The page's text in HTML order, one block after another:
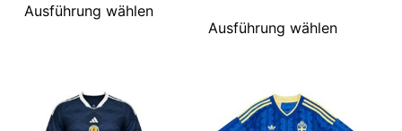
Ausführung wählen
Ausführung wählen